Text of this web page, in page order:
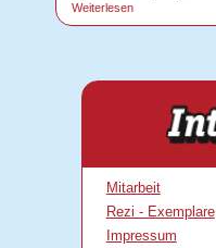
Weiterlesen
Mitarbeit
Rezi - Exemplare
Impressum